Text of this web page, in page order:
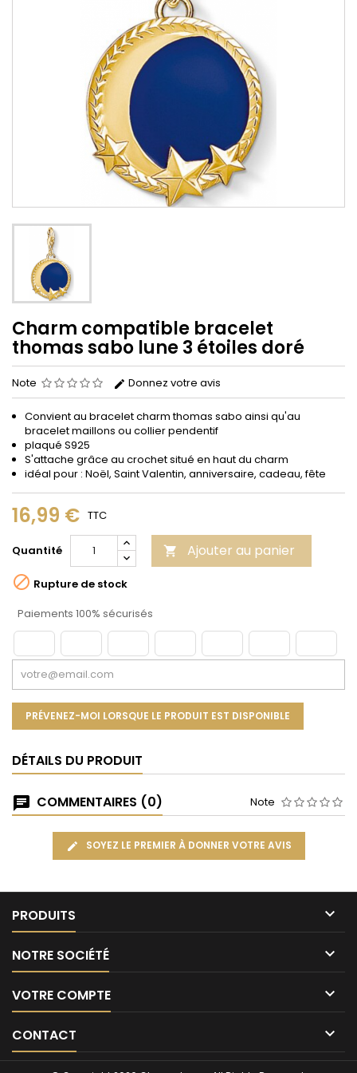
Charm compatible bracelet
thomas sabo lune 3 étoiles doré
Note Donnez votre avis
Convient au bracelet charm thomas sabo ainsi qu'au
bracelet maillons ou collier pendentif
plaqué S925
S'attache grâce au crochet situé en haut du charm
idéal pour : Noël, Saint Valentin, anniversaire, cadeau, fête
16,99 € TTC
Quantité  Ajouter au panier
 Rupture de stock
Paiements 100% sécurisés
PRÉVENEZ-MOI LORSQUE LE PRODUIT EST DISPONIBLE
DÉTAILS DU PRODUIT
COMMENTAIRES (0) Note
SOYEZ LE PREMIER À DONNER VOTRE AVIS
PRODUITS 
NOTRE SOCIÉTÉ 
VOTRE COMPTE 
CONTACT 